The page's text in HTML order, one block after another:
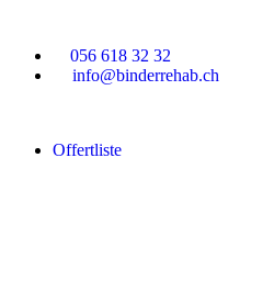
056 618 32 32
info@binderrehab.ch
Offertliste